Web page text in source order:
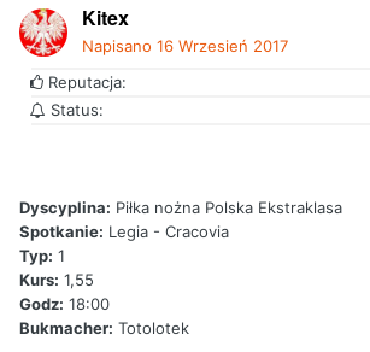
Kitex
Napisano 16 Wrzesień 2017
Reputacja:
Status:
Dyscyplina: Piłka nożna Polska Ekstraklasa
Spotkanie: Legia - Cracovia
Typ: 1
Kurs: 1,55
Godz: 18:00
Bukmacher: Totolotek